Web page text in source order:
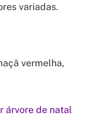
variadas.
vermelha,
árvore de natal